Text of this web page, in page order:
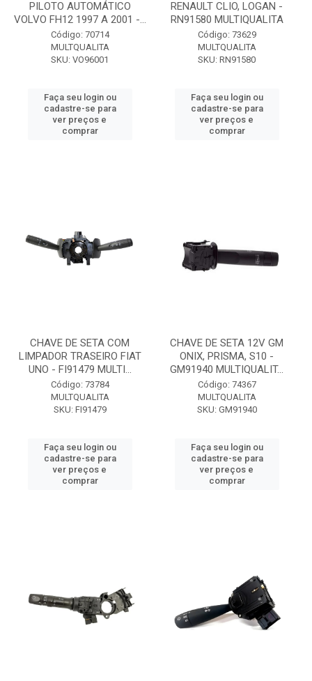
PILOTO AUTOMÁTICO
VOLVO FH12 1997 A 2001 -...
Código: 70714
MULTQUALITA
SKU: VO96001
Faça seu login ou
cadastre-se para
ver preços e
comprar
RENAULT CLIO, LOGAN -
RN91580 MULTIQUALITA
Código: 73629
MULTQUALITA
SKU: RN91580
Faça seu login ou
cadastre-se para
ver preços e
comprar
CHAVE DE SETA COM
LIMPADOR TRASEIRO FIAT
UNO - FI91479 MULTI...
Código: 73784
MULTQUALITA
SKU: FI91479
Faça seu login ou
cadastre-se para
ver preços e
comprar
CHAVE DE SETA 12V GM
ONIX, PRISMA, S10 -
GM91940 MULTIQUALIT...
Código: 74367
MULTQUALITA
SKU: GM91940
Faça seu login ou
cadastre-se para
ver preços e
comprar